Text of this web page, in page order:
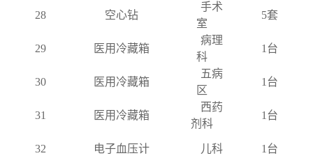
28 空心钻
手术
室
5套
29 医用冷藏箱
病理
科
1台
30 医用冷藏箱
五病
区
1台
31 医用冷藏箱
西药
剂科
1台
32 电子血压计 儿科 1台